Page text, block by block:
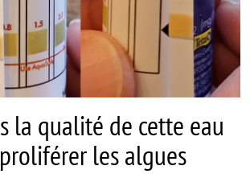
la qualité de cette eau
les algues